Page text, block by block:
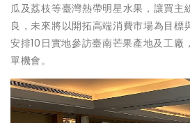
瓜及荔枝等臺灣熱帶明星水果，讓買主
良，未來將以開拓高端消費市場為目標
安排10日實地參訪臺南芒果產地及工廠
單機會。